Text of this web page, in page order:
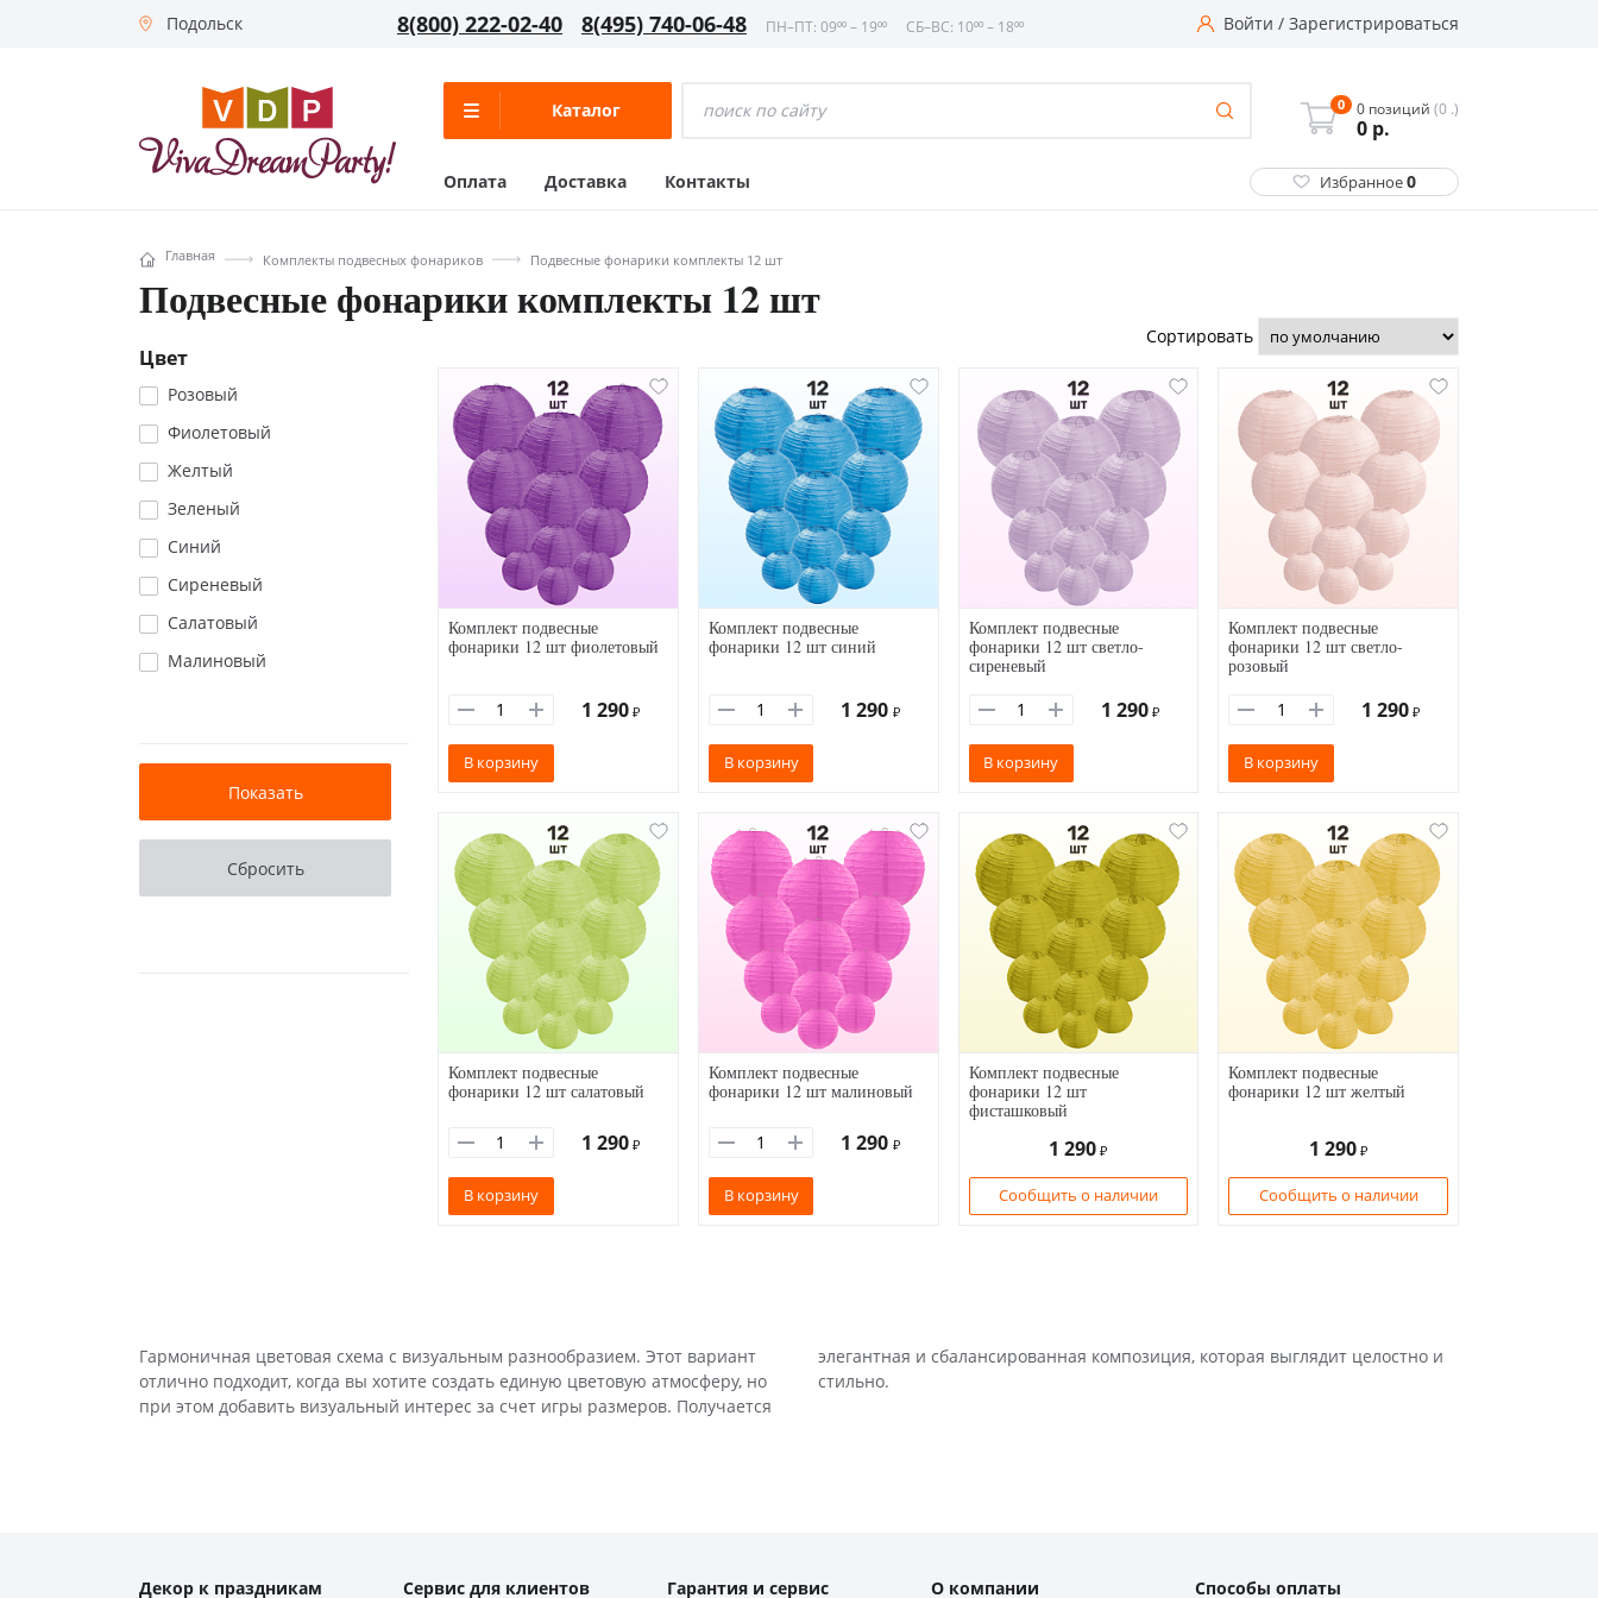
Подольск 8(800) 222-02-40 8(495) 740-06-48 ПН–ПТ: 09⁰⁰ – 19⁰⁰ СБ–ВС: 10⁰⁰ – 18⁰⁰ Войти / Зарегистрироваться
Каталог 0 0 позиций (0 .)
0 р.
Оплата Доставка Контакты Избранное0
Главная Комплекты подвесных фонариков Подвесные фонарики комплекты 12 шт
Подвесные фонарики комплекты 12 шт
Цвет
Розовый
Фиолетовый
Желтый
Зеленый
Синий
Сиреневый
Салатовый
Малиновый
Сортировать
Комплект подвесные
фонарики 12 шт фиолетовый
1 290 ₽
В корзину
Комплект подвесные
фонарики 12 шт синий
1 290 ₽
В корзину
Комплект подвесные
фонарики 12 шт светло-
сиреневый
1 290 ₽
В корзину
Комплект подвесные
фонарики 12 шт светло-
розовый
1 290 ₽
В корзину
Комплект подвесные
фонарики 12 шт салатовый
1 290 ₽
В корзину
Комплект подвесные
фонарики 12 шт малиновый
1 290 ₽
В корзину
Комплект подвесные
фонарики 12 шт
фисташковый
1 290 ₽
Сообщить о наличии
Комплект подвесные
фонарики 12 шт желтый
1 290 ₽
Сообщить о наличии
Гармоничная цветовая схема с визуальным разнообразием. Этот вариант
отлично подходит, когда вы хотите создать единую цветовую атмосферу, но
при этом добавить визуальный интерес за счет игры размеров. Получается
элегантная и сбалансированная композиция, которая выглядит целостно и
стильно.
Декор к праздникам Сервис для клиентов Гарантия и сервис О компании Способы оплаты